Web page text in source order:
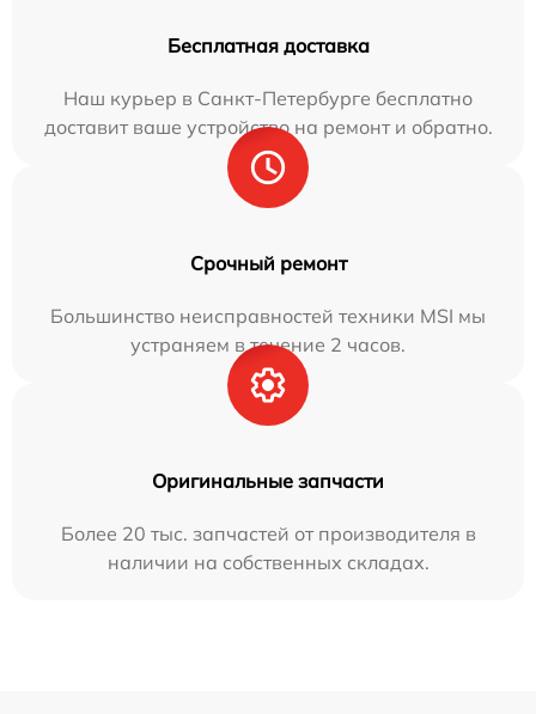
Бесплатная доставка
Наш курьер в Санкт-Петербурге бесплатно
доставит ваше устройство на ремонт и обратно.
Срочный ремонт
Большинство неисправностей техники MSI мы
устраняем в течение 2 часов.
Оригинальные запчасти
Более 20 тыс. запчастей от производителя в
наличии на собственных складах.